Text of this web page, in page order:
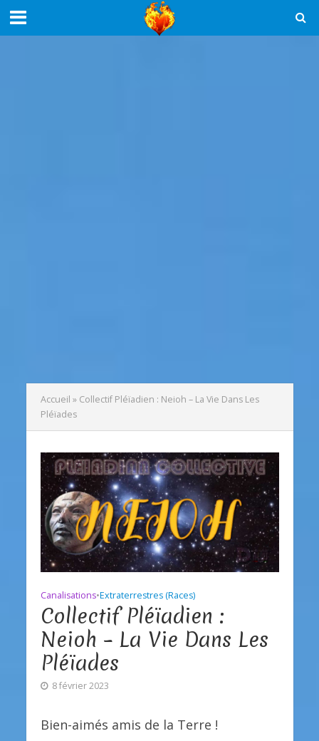
Accueil » Collectif Pléïadien : Neioh – La Vie Dans Les
Pléïades
Canalisations•Extraterrestres (Races)
Collectif Pléïadien :
Neioh – La Vie Dans Les
Pléïades
8 février 2023
Bien-aimés amis de la Terre !